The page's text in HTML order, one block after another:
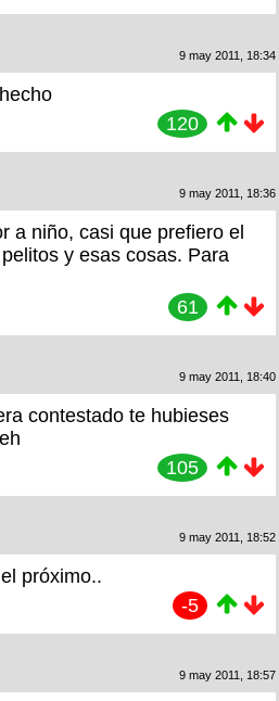
9 may 2011, 18:34
120
9 may 2011, 18:36
a niño, casi que prefiero el
y esas cosas. Para
61
9 may 2011, 18:40
contestado te hubieses
105
9 may 2011, 18:52
próximo..
-5
9 may 2011, 18:57